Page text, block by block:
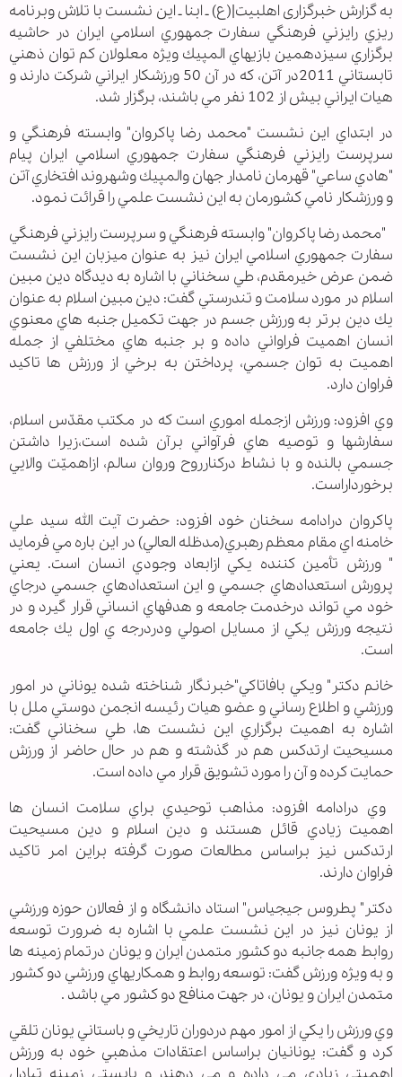
به گزارش خبرگزاری اهل‏بیت|(ع) ـ ابنا ـ اين نشست با تلاش وبرنامه
ريزي رايزني فرهنگي سفارت جمهوري اسلامي ايران در حاشيه
برگزاري سيزدهمين بازيهاي المپيك ويژه معلولان كم توان ذهني
تابستاني 2011در آتن، كه در آن 50 ورزشكار ايراني شركت دارند و
هيات ايراني بيش از 102 نفر مي باشند، برگزار شد.
در ابتداي اين نشست "محمد رضا پاكروان" وابسته فرهنگي و
سرپرست رايزني فرهنگي سفارت جمهوري اسلامي ايران پيام
"هادي ساعي" قهرمان نامدار جهان والمپيك وشهروند افتخاري آتن
و ورزشكار نامي كشورمان به اين نشست علمي را قرائت نمود.
"محمد رضا پاكروان" وابسته فرهنگي و سرپرست رايزني فرهنگي
سفارت جمهوري اسلامي ايران نيز به عنوان ميزبان اين نشست
ضمن عرض خيرمقدم، طي سخناني با اشاره به ديدگاه دين مبين
اسلام در مورد سلامت و تندرستي گفت: دين مبين اسلام به عنوان
يك دين برتر به ورزش جسم در جهت تكميل جنبه هاي معنوي
انسان اهميت فراواني داده و بر جنبه هاي مختلفي از جمله
اهميت به توان جسمي، پرداختن به برخي از ورزش ها تاكيد
فراوان دارد.
وي افزود: ورزش ازجمله اموري است كه در مكتب مقدّس اسلام،
سفارشها و توصيه هاي فرآواني برآن شده است،زيرا داشتن
جسمي بالنده و با نشاط دركنارروح وروان سالم، ازاهميّت والايي
برخورداراست.
پاكروان درادامه سخنان خود افزود: حضرت آيت الله سيد علي
خامنه اي مقام معظم رهبري(مدظله العالي) در اين باره مي فرمايد
" ورزش تأمين كننده يكي ازابعاد وجودي انسان است. يعني
پرورش استعدادهاي جسمي و اين استعدادهاي جسمي درجاي
خود مي تواند درخدمت جامعه و هدفهاي انساني قرار گيرد و در
نتيجه ورزش يكي از مسايل اصولي ودردرجه ي اول يك جامعه
است.
خانم دكتر" ويكي بافاتاكي"خبرنگار شناخته شده يوناني در امور
ورزشي و اطلاع رساني و عضو هيات رئيسه انجمن دوستي ملل با
اشاره به اهميت برگزاري اين نشست ها، طي سخناني گفت:
مسيحيت ارتدكس هم در گذشته و هم در حال حاضر از ورزش
حمايت كرده و آن را مورد تشويق قرار مي داده است.
وي درادامه افزود: مذاهب توحيدي براي سلامت انسان ها
اهميت زيادي قائل هستند و دين اسلام و دين مسيحيت
ارتدكس نيز براساس مطالعات صورت گرفته براين امر تاكيد
فراوان دارند.
دكتر" پطروس جيجياس" استاد دانشگاه و از فعالان حوزه ورزشي
از يونان نيز در اين نشست علمي با اشاره به ضرورت توسعه
روابط همه جانبه دو كشور متمدن ايران و يونان درتمام زمينه ها
و به ويژه ورزش گفت: توسعه روابط و همكاريهاي ورزشي دو كشور
متمدن ايران و يونان، در جهت منافع دو كشور مي باشد .
وي ورزش را يكي از امور مهم دردوران تاريخي و باستاني يونان تلقي
كرد و گفت: يونانيان براساس اعتقادات مذهبي خود به ورزش